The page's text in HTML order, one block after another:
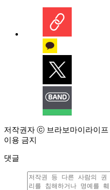
저작권자 ⓒ 브라보마이라이
이용 금지
댓글